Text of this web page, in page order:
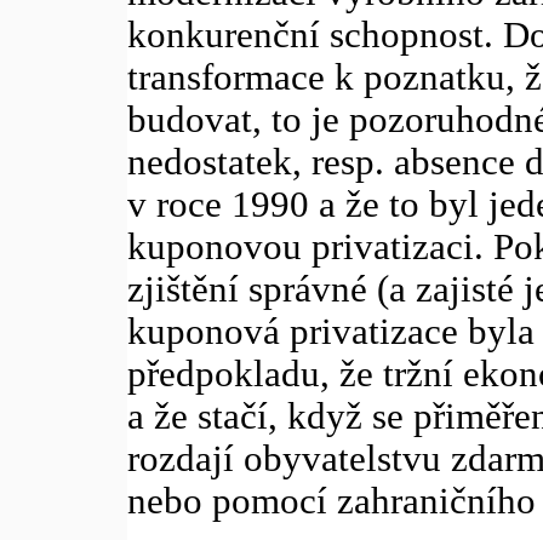
konkurenční schopnost.
transformace k poznatku,
budovat, to je
nedostatek, resp.
v roce 1990 a že to byl
kuponovou privatizaci.
zjištění správné (a zajisté
kuponová privatizace
předpokladu, že tržní
a že stačí, když se
rozdají obyvatelstvu
nebo pomocí